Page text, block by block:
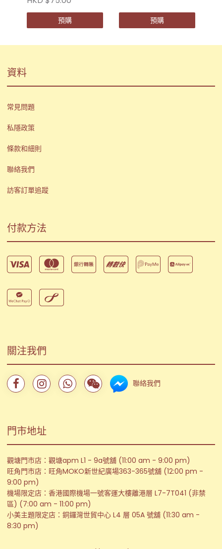
預購 預購
資料
常見問題
私隱政策
條款和細則
聯絡我們
訪客訂單追蹤
付款方法
關注我們
聯絡我們
門市地址
觀塘門市店：觀塘apm L1 - 9a號舖 (11:00 am - 9:00 pm)
旺角門市店：旺角MOKO新世紀廣場363-365號舖 (12:00 pm -
9:00 pm)
機場限定店：香港國際機場一號客運大樓離港層 L7-7T041 (非禁
區) (7:00 am - 11:00 pm)
小美主題限定店：銅鑼灣世貿中心 L4 層 05A 號舖 (11:30 am -
8:30 pm)